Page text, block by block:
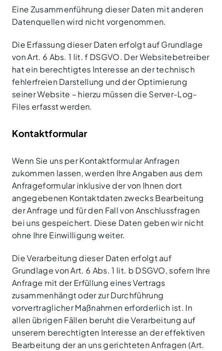
Eine Zusammenführung dieser Daten mit anderen
Datenquellen wird nicht vorgenommen.
Die Erfassung dieser Daten erfolgt auf Grundlage
von Art. 6 Abs. 1 lit. f DSGVO. Der Websitebetreiber
hat ein berechtigtes Interesse an der technisch
fehlerfreien Darstellung und der Optimierung
seiner Website – hierzu müssen die Server-Log-
Files erfasst werden.
Kontaktformular
Wenn Sie uns per Kontaktformular Anfragen
zukommen lassen, werden Ihre Angaben aus dem
Anfrageformular inklusive der von Ihnen dort
angegebenen Kontaktdaten zwecks Bearbeitung
der Anfrage und für den Fall von Anschlussfragen
bei uns gespeichert. Diese Daten geben wir nicht
ohne Ihre Einwilligung weiter.
Die Verarbeitung dieser Daten erfolgt auf
Grundlage von Art. 6 Abs. 1 lit. b DSGVO, sofern Ihre
Anfrage mit der Erfüllung eines Vertrags
zusammenhängt oder zur Durchführung
vorvertraglicher Maßnahmen erforderlich ist. In
allen übrigen Fällen beruht die Verarbeitung auf
unserem berechtigten Interesse an der effektiven
Bearbeitung der an uns gerichteten Anfragen (Art.